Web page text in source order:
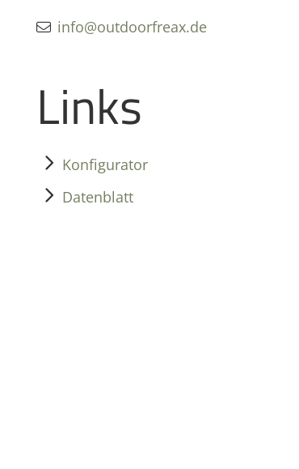
info@outdoorfreax.de
Links
Konfigurator
Datenblatt